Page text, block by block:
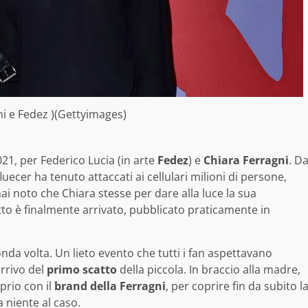
e Fedez )(Gettyimages)
per Federico Lucia (in arte Fedez) e Chiara Ferragni. Da
ha tenuto attaccati ai cellulari milioni di persone,
che Chiara stesse per dare alla luce la sua
è finalmente arrivato, pubblicato praticamente in
volta. Un lieto evento che tutti i fan aspettavano
del primo scatto della piccola. In braccio alla madre,
con il brand della Ferragni, per coprire fin da subito la
niente al caso.